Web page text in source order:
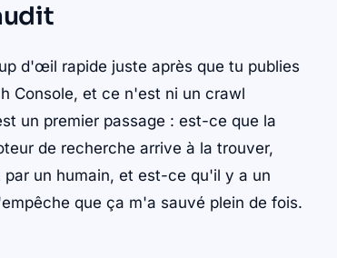
d'œil rapide juste après que tu publies
Console, et ce n'est ni un crawl
un premier passage : est-ce que la
de recherche arrive à la trouver,
un humain, et est-ce qu'il y a un
que ça m'a sauvé plein de fois.